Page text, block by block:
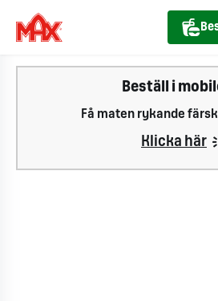
Beställ i
Få maten rykande
Klicka här